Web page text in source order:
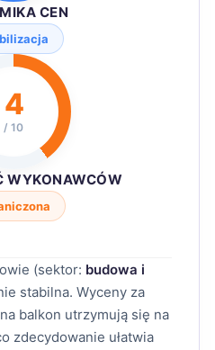
CEN
4
/ 10
WYKONAWCÓW
(sektor: budowa i
stabilna. Wyceny za
balkon utrzymują się na
zdecydowanie ułatwia